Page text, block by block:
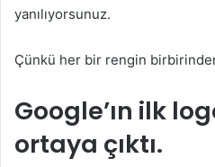
yanılıyorsunuz.
Çünkü her bir rengin
Google’ın ilk
ortaya çıktı.